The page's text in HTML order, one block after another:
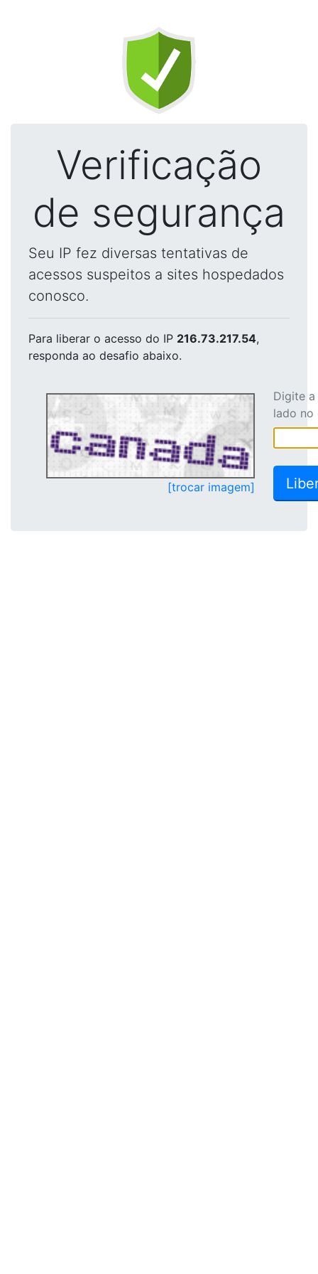
Verificação
de segurança
Seu IP fez diversas tentativas de
acessos suspeitos a sites hospedados
conosco.
Para liberar o acesso do IP 216.73.217.54,
responda ao desafio abaixo.
[trocar imagem]
Digite
lado no